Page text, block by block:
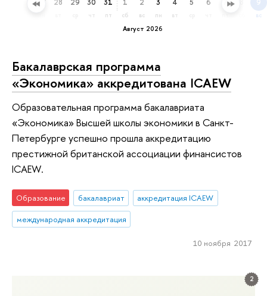
27 28 29 30
чт
31
пт
Август 2026
1
сб
2
вс
3
пн
4
вт
5 6 7 9
вс
2
Бакалаврская программа
«Экономика» аккредитована ICAEW
Образовательная программа бакалавриата
«Экономика» Высшей школы экономики в Санкт-
Петербурге успешно прошла аккредитацию
престижной британской ассоциации финансистов
ICAEW.
Образование бакалавриат
аккредитация ICAEW
международная аккредитация
10 ноября 2017